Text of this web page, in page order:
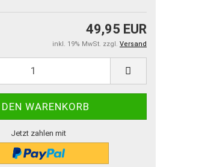
49,95 EUR
inkl. 19% MwSt. zzgl. Versand
Jetzt zahlen mit